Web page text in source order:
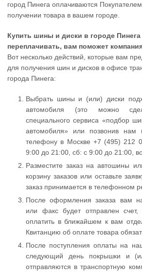
город Пинега оплачиваются
получении товара в вашем городе.
Купить шины и диски в городе Пинега
переплачивать, вам поможет
Вот несколько действий, которые вам
для получения шин и дисков в офисе
города Пинега:
Выбрать шины и (или) диски
автомобиля (это можно
специального сервиса «подбор
автомобиля» или позвонив нам
телефону в Москве +7 (495) 212
9:00 до 21:00, сб: с 9:00 до 21:00,
Разместите заказ на автошины
корзину заказов или оставьте
заказ принимается в телефонном
После оформления заказа вам
или факс будет отправлен
оплатить в ближайшем к вам
Квитанцию об оплате товара
После поступления оплаты на
следующий день покрышки и
отправляются в транспортную